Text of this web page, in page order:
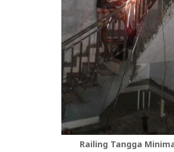
Railing Tangga